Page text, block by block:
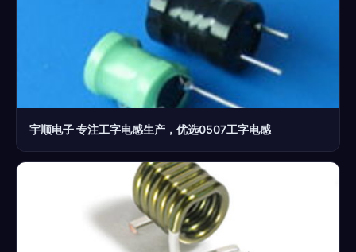
宇顺电子 专注工字电感生产，优选0507工字电感